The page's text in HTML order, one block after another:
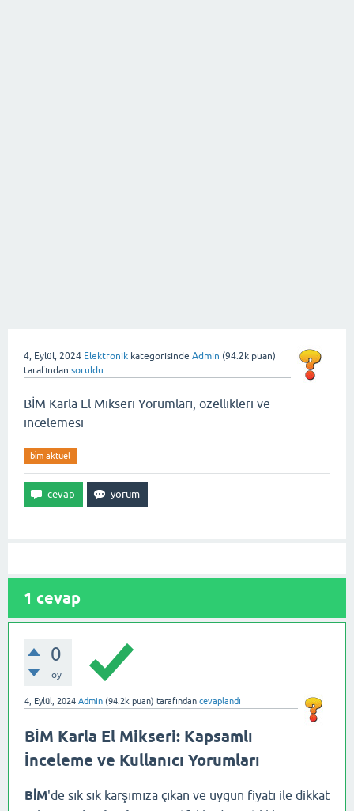
4, Eylül, 2024 Elektronik kategorisinde Admin (94.2k puan)
tarafından soruldu
BİM Karla El Mikseri Yorumları, özellikleri ve
incelemesi
bi̇m aktüel
1 cevap
0
oy
4, Eylül, 2024 Admin (94.2k puan) tarafından cevaplandı
BİM Karla El Mikseri: Kapsamlı
İnceleme ve Kullanıcı Yorumları
BİM'de sık sık karşımıza çıkan ve uygun fiyatı ile dikkat